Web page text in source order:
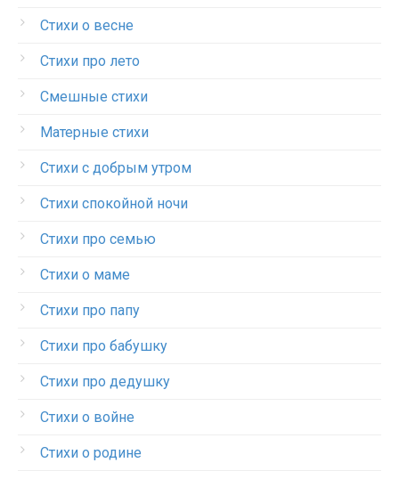
Стихи о весне
Стихи про лето
Смешные стихи
Матерные стихи
Стихи с добрым утром
Стихи спокойной ночи
Стихи про семью
Стихи о маме
Стихи про папу
Стихи про бабушку
Стихи про дедушку
Стихи о войне
Стихи о родине